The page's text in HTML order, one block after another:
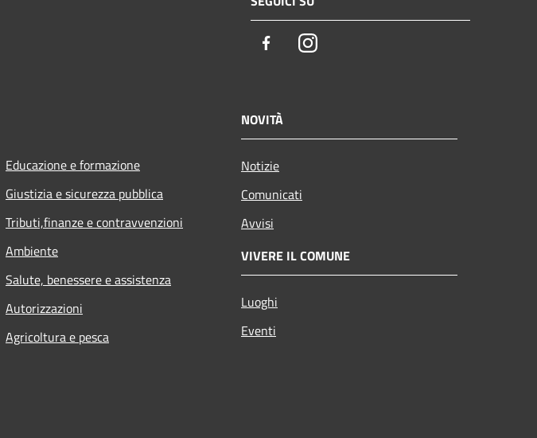
FacebookInstagram
Educazione e formazione
Giustizia e sicurezza pubblica
Tributi,finanze e contravvenzioni
Ambiente
Salute, benessere e assistenza
Autorizzazioni
Agricoltura e pesca
NOVITÀ
Notizie
Comunicati
Avvisi
VIVERE IL COMUNE
Luoghi
Eventi